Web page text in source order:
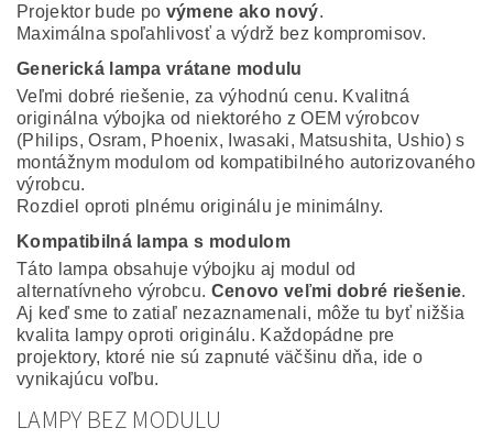
Projektor bude po výmene ako nový.
Maximálna spoľahlivosť a výdrž bez kompromisov.
Generická lampa vrátane modulu
Veľmi dobré riešenie, za výhodnú cenu. Kvalitná
originálna výbojka od niektorého z OEM výrobcov
(Philips, Osram, Phoenix, Iwasaki, Matsushita, Ushio) s
montážnym modulom od kompatibilného autorizovaného
výrobcu.
Rozdiel oproti plnému originálu je minimálny.
Kompatibilná lampa s modulom
Táto lampa obsahuje výbojku aj modul od
alternatívneho výrobcu. Cenovo veľmi dobré riešenie.
Aj keď sme to zatiaľ nezaznamenali, môže tu byť nižšia
kvalita lampy oproti originálu. Každopádne pre
projektory, ktoré nie sú zapnuté väčšinu dňa, ide o
vynikajúcu voľbu.
LAMPY BEZ MODULU